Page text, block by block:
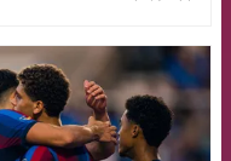
badge